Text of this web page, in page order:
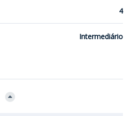
4
Intermediário